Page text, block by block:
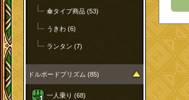
傘タイプ商品 (53)
うきわ (6)
ランタン (7)
ドルボードプリズム (85)
一人乗り (68)